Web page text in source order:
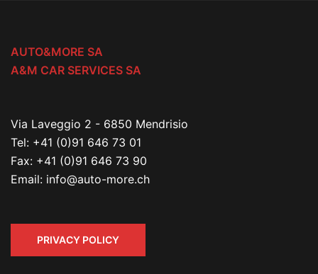
AUTO&MORE SA
A&M CAR SERVICES SA
Via Laveggio 2 - 6850 Mendrisio
Tel: +41 (0)91 646 73 01
Fax: +41 (0)91 646 73 90
Email: info@auto-more.ch
PRIVACY POLICY